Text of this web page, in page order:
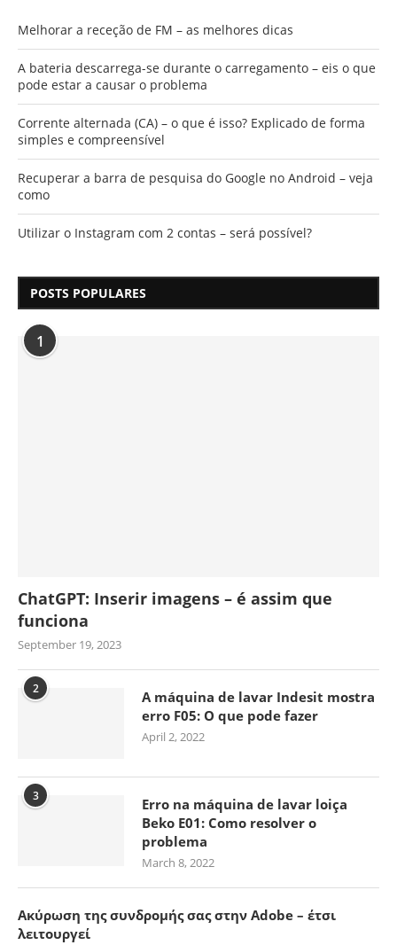
Melhorar a receção de FM – as melhores dicas
A bateria descarrega-se durante o carregamento – eis o que
pode estar a causar o problema
Corrente alternada (CA) – o que é isso? Explicado de forma
simples e compreensível
Recuperar a barra de pesquisa do Google no Android – veja
como
Utilizar o Instagram com 2 contas – será possível?
POSTS POPULARES
1
ChatGPT: Inserir imagens – é assim que
funciona
September 19, 2023
2
A máquina de lavar Indesit mostra
erro F05: O que pode fazer
April 2, 2022
3
Erro na máquina de lavar loiça
Beko E01: Como resolver o
problema
March 8, 2022
Ακύρωση της συνδρομής σας στην Adobe – έτσι
λειτουργεί